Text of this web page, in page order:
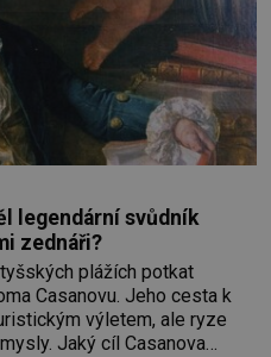
legendární svůdník
zednáři?
plážích potkat
Casanovu. Jeho cesta k
výletem, ale ryze
Jaký cíl Casanova